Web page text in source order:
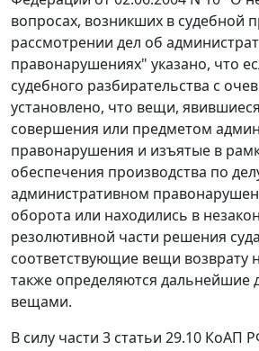
вопросах, возникших в судебной
рассмотрении дел об
правонарушениях" указано, что
судебного разбирательства с
установлено, что вещи,
совершения или предметом
правонарушения и изъятые в
обеспечения производства по
административном
оборота или находились в
резолютивной части решения
соответствующие вещи возврату
также определяются дальнейшие
вещами.
В силу части 3 статьи 29.10 КоАП